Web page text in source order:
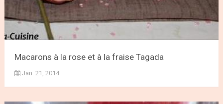
Macarons à la rose et à la fraise Tagada
Jan. 21, 2014